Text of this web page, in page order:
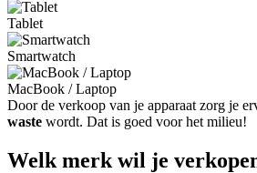
Tablet
Smartwatch
MacBook / Laptop
Door de verkoop van je apparaat zorg je
waste wordt. Dat is goed voor het milieu!
Welk merk wil je